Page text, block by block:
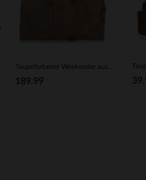
189.99